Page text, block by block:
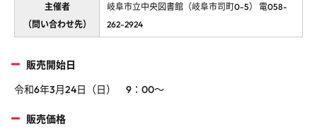
主催者
（問い合わせ先）
岐阜市立中央図書館（岐阜市司町0-5） 電058-
262-2924
販売開始日
令和6年3月24日（日） 9 ： 00～
販売価格